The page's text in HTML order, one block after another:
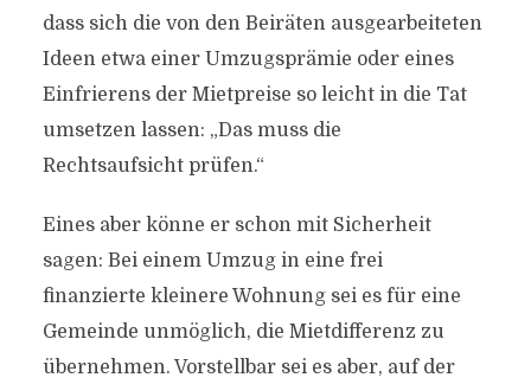
dass sich die von den Beiräten ausgearbeiteten
Ideen etwa einer Umzugsprämie oder eines
Einfrierens der Mietpreise so leicht in die Tat
umsetzen lassen: „Das muss die
Rechtsaufsicht prüfen.“
Eines aber könne er schon mit Sicherheit
sagen: Bei einem Umzug in eine frei
finanzierte kleinere Wohnung sei es für eine
Gemeinde unmöglich, die Mietdifferenz zu
übernehmen. Vorstellbar sei es aber, auf der